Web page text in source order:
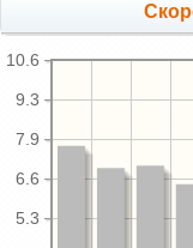
5.3
6.6
7.9
9.3
10.6